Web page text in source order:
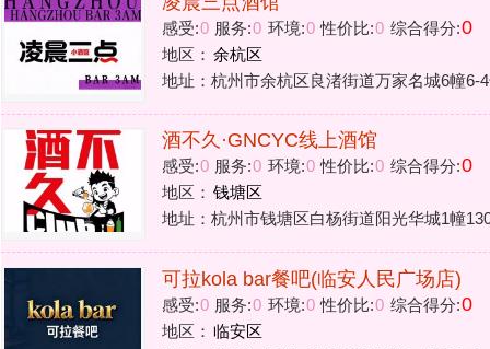
感受: 0服务:0环境:0性价比:
地区：钱塘区
地址：杭州市钱塘区白杨街道阳光华城1幢130室(蒲公英天地
感受:0服务:0环境:0性价比:0综合得分:0
地区：临安区
地址：杭州市临安区人民广场地字一号001-1
漫酌小酒馆
服务: 环境: 0性价比:0综合得分:0
地区：临安区
地址：杭州市临安区锦北街道回龙公寓
酒小六·线上酒馆(上城店)
0 服务: 0 环境:0性价比: